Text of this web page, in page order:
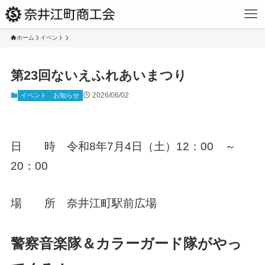
ホーム イベント
第23回ないえふれあいまつり
イベント お知らせ 2026/06/02
日 時 令和8年7月4日（土）12：00 ～
20：00
場 所 奈井江町駅前広場
警察音楽隊＆カラーガード隊がやっ